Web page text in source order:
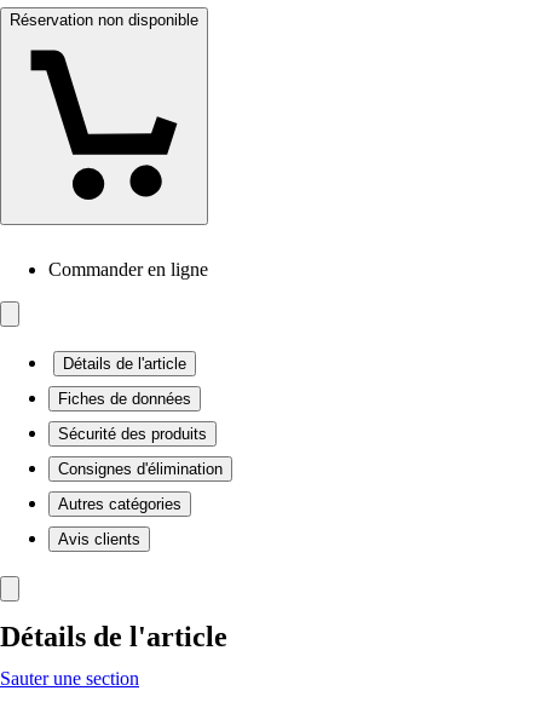
Réservation non disponible
Commander en ligne
Détails de l'article
Fiches de données
Sécurité des produits
Consignes d'élimination
Autres catégories
Avis clients
Détails de l'article
Sauter une section